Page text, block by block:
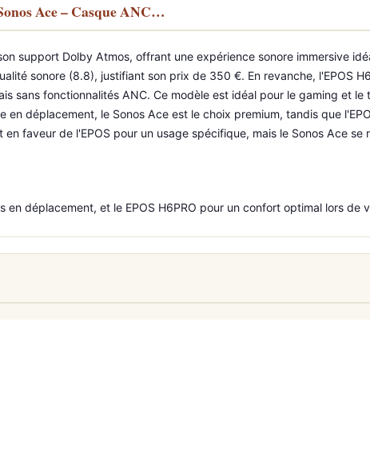
Ace – Casque ANC…
support Dolby Atmos, offrant une expérience sonore immersive
sonore (8.8), justifiant son prix de 350 €. En revanche, l'EPOS
sans fonctionnalités ANC. Ce modèle est idéal pour le gaming et
déplacement, le Sonos Ace est le choix premium, tandis que
faveur de l'EPOS pour un usage spécifique, mais le Sonos Ace
déplacement, et le EPOS H6PRO pour un confort optimal lors de